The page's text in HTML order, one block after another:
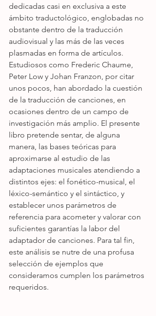
dedicadas casi en exclusiva a este
ámbito traductológico, englobadas no
obstante dentro de la traducción
audiovisual y las más de las veces
plasmadas en forma de artículos.
Estudiosos como Frederic Chaume,
Peter Low y Johan Franzon, por citar
unos pocos, han abordado la cuestión
de la traducción de canciones, en
ocasiones dentro de un campo de
investigación más amplio. El presente
libro pretende sentar, de alguna
manera, las bases teóricas para
aproximarse al estudio de las
adaptaciones musicales atendiendo a
distintos ejes: el fonético-musical, el
léxico-semántico y el sintáctico, y
establecer unos parámetros de
referencia para acometer y valorar con
suficientes garantías la labor del
adaptador de canciones. Para tal fin,
este análisis se nutre de una profusa
selección de ejemplos que
consideramos cumplen los parámetros
requeridos.